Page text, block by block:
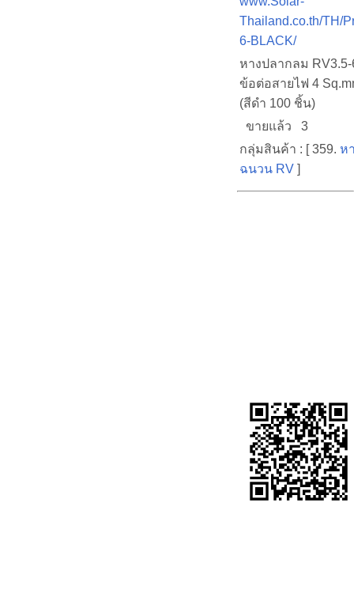
Thailand.co.th/TH/
6-BLACK/
หางปลากลม
ข้อต่อสายไฟ 4
(สีดำ 100 ชิ้น)
ขายแล้ว 3
กลุ่มสินค้า : [ 359. ห
ฉนวน RV ]